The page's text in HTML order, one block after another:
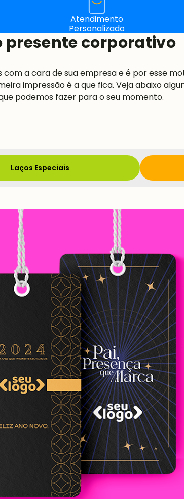
Atendimento
Personalizado
presente corporativo
a cara de sua empresa e é por esse
impressão é a que fica. Veja abaixo
podemos fazer para o seu momento.
Laços Especiais